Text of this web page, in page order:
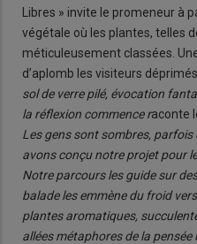
Libres » invite le promeneur à
végétale où les plantes, telles
méticuleusement classées.
d’aplomb les visiteurs
sol de verre pilé, évocation
la réflexion commence raconte
Les gens sont sombres,
avons conçu notre projet pour
Notre parcours les guide sur
balade les emmène du froid
plantes aromatiques,
allées métaphores de la